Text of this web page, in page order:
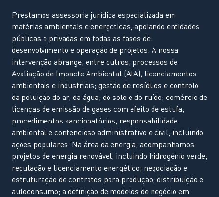
Prestamos assessoria jurídica especializada em
matérias ambientais e energéticas, apoiando entidades
públicas e privadas em todas as fases de
desenvolvimento e operação de projetos. A nossa
intervenção abrange, entre outros, processos de
Avaliação de Impacte Ambiental (AIA); licenciamentos
ambientais e industriais; gestão de resíduos e controlo
da poluição do ar, da água, do solo e do ruído; comércio de
licenças de emissão de gases com efeito de estufa;
procedimentos sancionatórios, responsabilidade
ambiental e contencioso administrativo e civil, incluindo
ações populares. Na área da energia, acompanhamos
projetos de energia renovável, incluindo hidrogénio verde;
regulação e licenciamento energético; negociação e
estruturação de contratos para produção, distribuição e
autoconsumo; a definição de modelos de negócio em